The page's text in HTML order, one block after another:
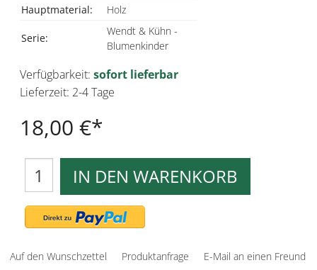
Hauptmaterial:
Holz
Serie:
Wendt & Kühn -
Blumenkinder
Verfügbarkeit: sofort lieferbar
Lieferzeit: 2-4 Tage
18,00 €
IN DEN WARENKORB
Auf den Wunschzettel Produktanfrage E-Mail an einen Freund